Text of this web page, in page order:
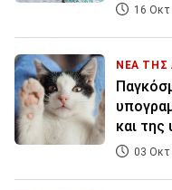
16 Οκτ
ΝΕΑ ΤΗΣ
και
03 Οκτ